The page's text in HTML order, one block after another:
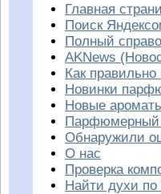
Главная
Поиск
Полный
AKNews
Как
Новинки
Новые
Парфюмерный
Обнаружили
О нас
Проверка
Найти духи